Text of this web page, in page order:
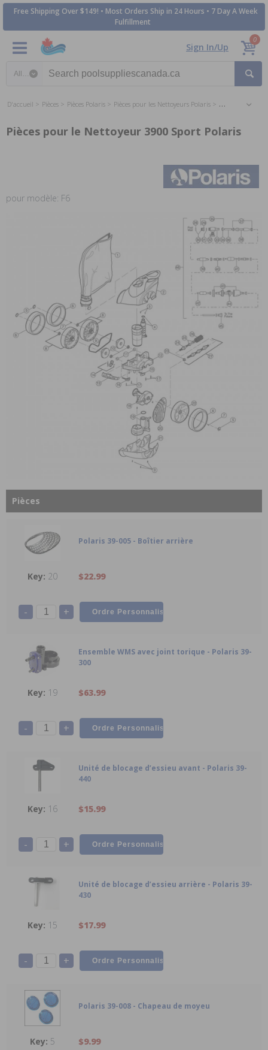
Free Shipping Over $149! • Most Orders Ship in 24 Hours • 7 Day A Week
Fulfillment
Sign In/Up
0
D'accueil Pièces Pièces Polaris Pièces pour les Nettoyeurs Polaris Pièces pour le
Pièces pour le Nettoyeur 3900 Sport Polaris
pour modèle: F6
Pièces
Polaris 39-005 - Boîtier arrière
20 $22.99
- +
Ensemble WMS avec joint torique - Polaris 39-
300
19 $63.99
- +
Unité de blocage d’essieu avant - Polaris 39-
440
16 $15.99
- +
Unité de blocage d’essieu arrière - Polaris 39-
430
15 $17.99
- +
Polaris 39-008 - Chapeau de moyeu
5 $9.99